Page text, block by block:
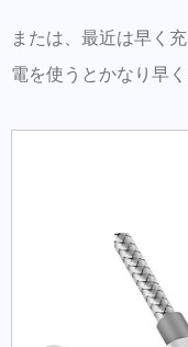
または、最近は早く
電を使うとかなり早く